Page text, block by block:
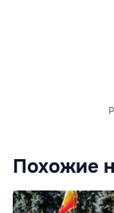
Похожие